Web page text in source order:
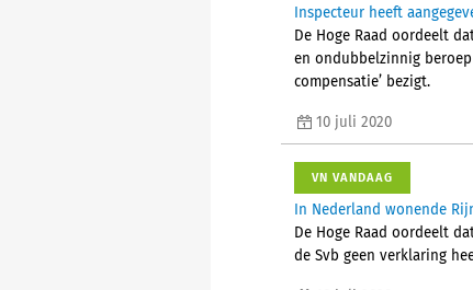
Inspecteur heeft
De Hoge Raad oordeelt
en ondubbelzinnig
compensatie’ bezigt.
10 juli 2020
VN VANDAAG
In Nederland wonende
De Hoge Raad oordeelt
de Svb geen verklaring